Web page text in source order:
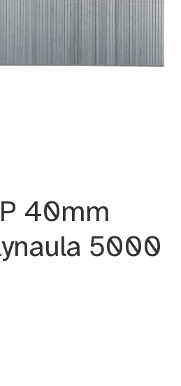
40mm
5000